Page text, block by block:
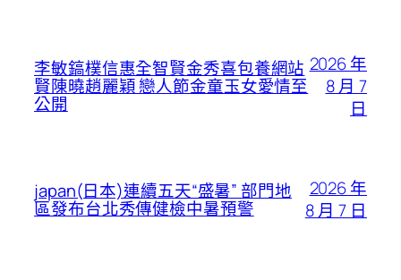
李敏鎬樸信惠全智賢金秀喜包養網站
賢陳曉趙麗穎 戀人節金童玉女愛情至
公開
2026 年
8 月 7
日
japan(日本)連續五天“盛暑” 部門地
區發布台北秀傳健檢中暑預警
2026 年
8 月 7 日